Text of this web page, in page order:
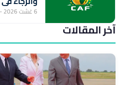
6 غشت 2026 - 14:08
آخر المقالات